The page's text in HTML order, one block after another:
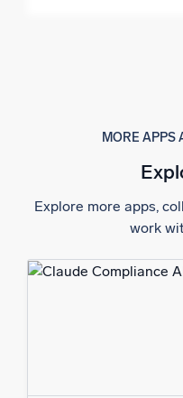
MORE APPS
Explore more apps,
work